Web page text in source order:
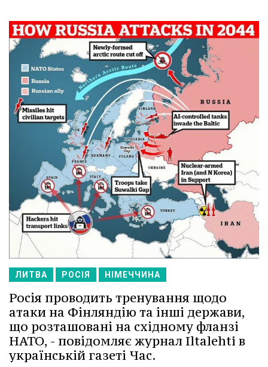
ЛИТВА РОСІЯ НІМЕЧЧИНА
Росія проводить тренування щодо
атаки на Фінляндію та інші держави,
що розташовані на східному фланзі
НАТО, - повідомляє журнал Iltalehti в
українській газеті Час.